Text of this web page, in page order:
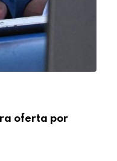
oferta por